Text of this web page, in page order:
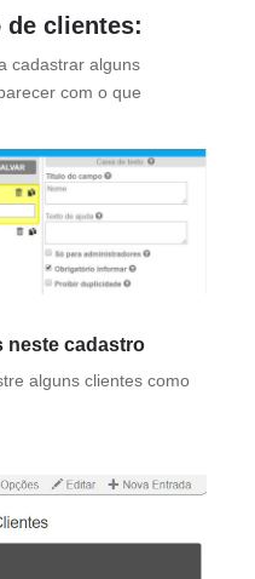
de clientes:
cadastrar alguns
com o que
neste cadastro
alguns clientes como